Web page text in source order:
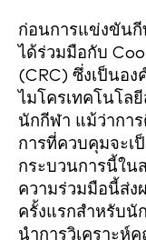
ก่อนการแข่งขันกี
ได้ร่วมมือกับ
(CRC) ซึ่งเป็นอ
ไมโครเทคโนโล
นักกีฬา แม้ว่ากา
การที่ควบคุมจะเ
กระบวนการนี้ใน
ความร่วมมือนี้ส่ง
ครั้งแรกสำหรับนั
นำการวิเคราะห์